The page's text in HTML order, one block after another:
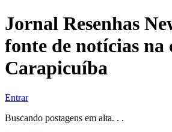
Jornal Resenhas
fonte de notícias na
Carapicuíba
Entrar
Buscando postagens em alta. . .